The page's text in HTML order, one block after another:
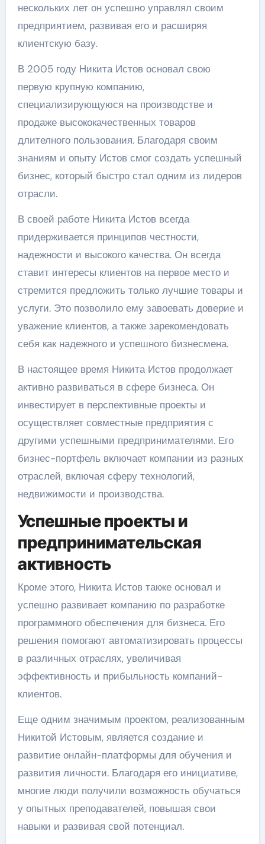
нескольких лет он успешно управлял своим
предприятием, развивая его и расширяя
клиентскую базу.
В 2005 году Никита Истов основал свою
первую крупную компанию,
специализирующуюся на производстве и
продаже высококачественных товаров
длителного пользования. Благодаря своим
знаниям и опыту Истов смог создать успешный
бизнес, который быстро стал одним из лидеров
отрасли.
В своей работе Никита Истов всегда
придерживается принципов честности,
надежности и высокого качества. Он всегда
ставит интересы клиентов на первое место и
стремится предложить только лучшие товары и
услуги. Это позволило ему завоевать доверие и
уважение клиентов, а также зарекомендовать
себя как надежного и успешного бизнесмена.
В настоящее время Никита Истов продолжает
активно развиваться в сфере бизнеса. Он
инвестирует в перспективные проекты и
осуществляет совместные предприятия с
другими успешными предпринимателями. Его
бизнес-портфель включает компании из разных
отраслей, включая сферу технологий,
недвижимости и производства.
Успешные проекты и
предпринимательская
активность
Кроме этого, Никита Истов также основал и
успешно развивает компанию по разработке
программного обеспечения для бизнеса. Его
решения помогают автоматизировать процессы
в различных отраслях, увеличивая
эффективность и прибыльность компаний-
клиентов.
Еще одним значимым проектом, реализованным
Никитой Истовым, является создание и
развитие онлайн-платформы для обучения и
развития личности. Благодаря его инициативе,
многие люди получили возможность обучаться
у опытных преподавателей, повышая свои
навыки и развивая свой потенциал.